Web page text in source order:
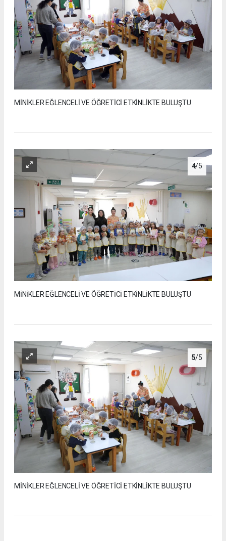
MİNİKLER EĞLENCELİ VE ÖĞRETİCİ ETKİNLİKTE BULUŞTU
4/5
MİNİKLER EĞLENCELİ VE ÖĞRETİCİ ETKİNLİKTE BULUŞTU
5/5
MİNİKLER EĞLENCELİ VE ÖĞRETİCİ ETKİNLİKTE BULUŞTU